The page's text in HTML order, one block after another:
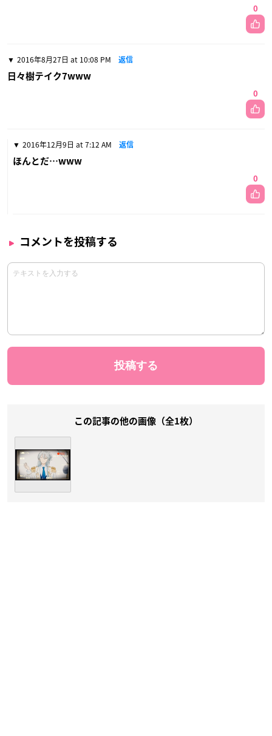
0
2016年8月27日 at 10:08 PM 返信
日々樹テイク7www
0
2016年12月9日 at 7:12 AM 返信
ほんとだ…www
0
コメントを投稿する
この記事の他の画像（全1枚）